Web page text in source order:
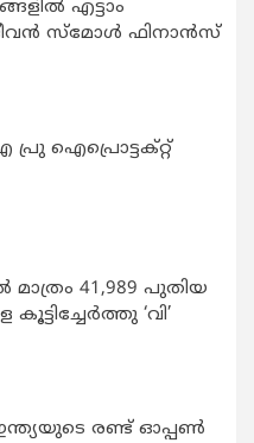
എട്ടാം
സ്മോൾ ഫിനാൻസ്
ഐപ്രൊട്ടക്റ്റ്
41,989 പുതിയ
‘വി’
രണ്ട് ഓപ്പണ്‍